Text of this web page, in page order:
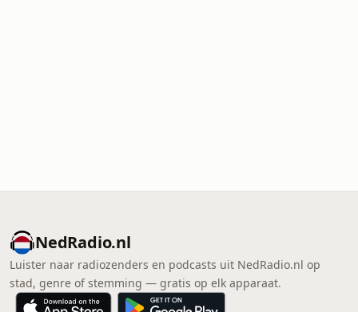
NedRadio.nl
Luister naar radiozenders en podcasts uit NedRadio.nl op
stad, genre of stemming — gratis op elk apparaat.